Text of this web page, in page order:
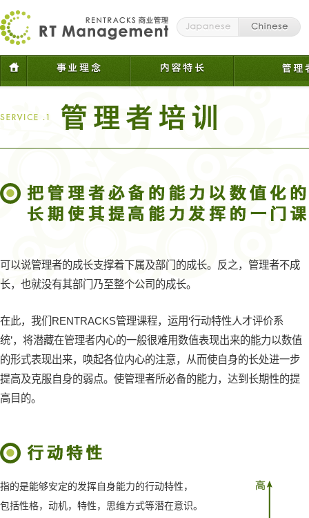
可以说管理者的成长支撑着下属及部门的成长。反之，管理者不成
长，也就没有其部门乃至整个公司的成长。
在此，我们RENTRACKS管理课程，运用‘行动特性人才评价系
统’，将潜藏在管理者内心的一般很难用数值表现出来的能力以数值
的形式表现出来，唤起各位内心的注意，从而使自身的长处进一步
提高及克服自身的弱点。使管理者所必备的能力，达到长期性的提
高目的。
指的是能够安定的发挥自身能力的行动特性，
包括性格，动机，特性，思维方式等潜在意识。